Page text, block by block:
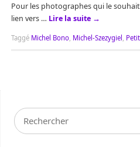
Pour les photographes qui le
lien vers … Lire la suite →
Taggé Michel Bono, Michel-Szezygiel